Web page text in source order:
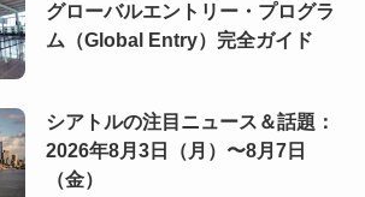
グローバルエントリー・プログラ
ム（Global Entry）完全ガイド
シアトルの注目ニュース＆話題：
2026年8月3日（月）〜8月7日
（金）